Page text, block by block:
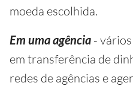
moeda escolhida.
Em uma agência -
em transferência de
redes de agências e